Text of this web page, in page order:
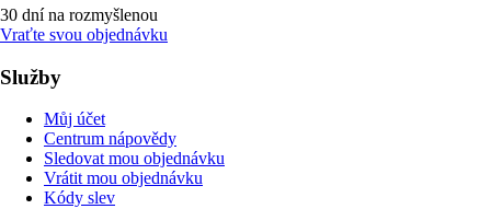
30 dní na rozmyšlenou
Vraťte svou objednávku
Služby
Můj účet
Centrum nápovědy
Sledovat mou objednávku
Vrátit mou objednávku
Kódy slev